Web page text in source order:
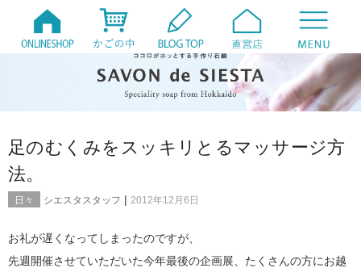
足のむくみをスッキリとるマッサージ方
法。
日々 シエスタスタッフ | 2012年12月6日
お礼が遅くなってしまったのですが、
先週開催させていただいた今年最後の企画展、たくさんの方にお越